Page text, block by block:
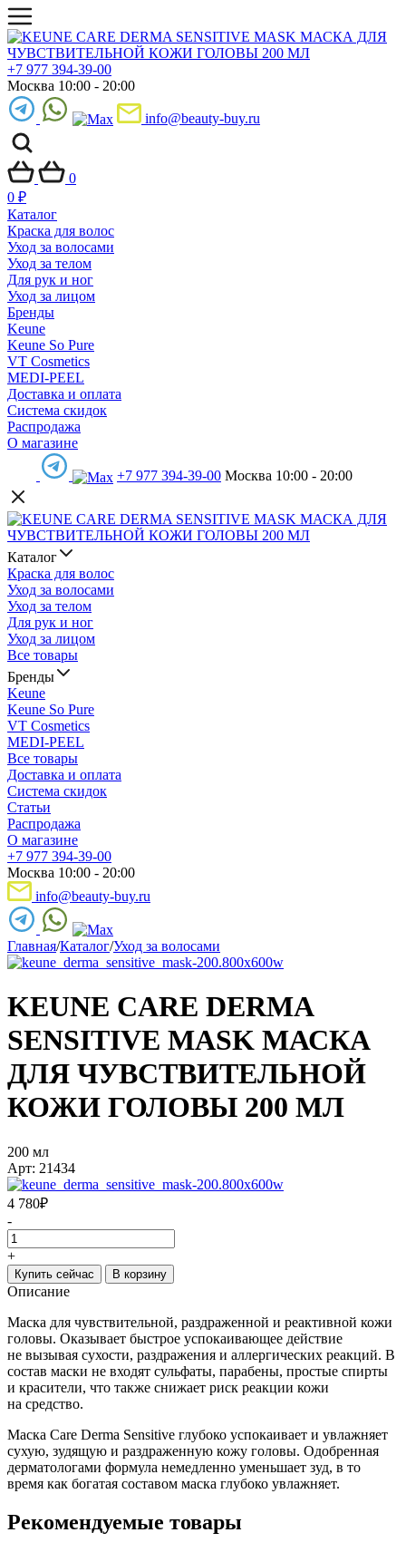
+7 977 394-39-00
Москва 10:00 - 20:00
info@beauty-buy.ru
0
0 ₽
Каталог
Краска для волос
Уход за волосами
Уход за телом
Для рук и ног
Уход за лицом
Бренды
Keune
Keune So Pure
VT Cosmetics
MEDI-PEEL
Доставка и оплата
Система скидок
Распродажа
О магазине
+7 977 394-39-00 Москва 10:00 - 20:00
Каталог
Краска для волос
Уход за волосами
Уход за телом
Для рук и ног
Уход за лицом
Все товары
Бренды
Keune
Keune So Pure
VT Cosmetics
MEDI-PEEL
Все товары
Доставка и оплата
Система скидок
Статьи
Распродажа
О магазине
+7 977 394-39-00
Москва 10:00 - 20:00
info@beauty-buy.ru
Главная/Каталог/Уход за волосами
KEUNE CARE DERMA
SENSITIVE MASK МАСКА
ДЛЯ ЧУВСТВИТЕЛЬНОЙ
КОЖИ ГОЛОВЫ 200 МЛ
200 мл
Арт: 21434
4 780₽
-
+
Купить сейчас В корзину
Описание
Маска для чувствительной, раздраженной и реактивной кожи
головы. Оказывает быстрое успокаивающее действие
не вызывая сухости, раздражения и аллергических реакций. В
состав маски не входят сульфаты, парабены, простые спирты
и красители, что также снижает риск реакции кожи
на средство.
Маска Care Derma Sensitive глубоко успокаивает и увлажняет
сухую, зудящую и раздраженную кожу головы. Одобренная
дерматологами формула немедленно уменьшает зуд, в то
время как богатая составом маска глубоко увлажняет.
Рекомендуемые товары